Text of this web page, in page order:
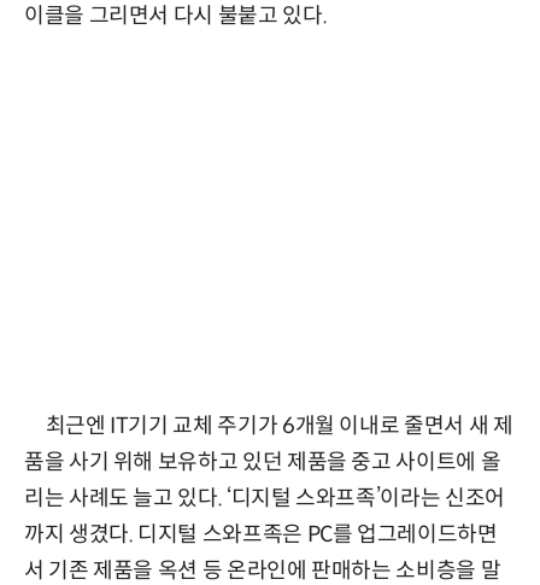
이클을 그리면서 다시 불붙고 있다.
최근엔 IT기기 교체 주기가 6개월 이내로 줄면서 새 제
품을 사기 위해 보유하고 있던 제품을 중고 사이트에 올
리는 사례도 늘고 있다. ‘디지털 스와프족’이라는 신조어
까지 생겼다. 디지털 스와프족은 PC를 업그레이드하면
서 기존 제품을 옥션 등 온라인에 판매하는 소비층을 말